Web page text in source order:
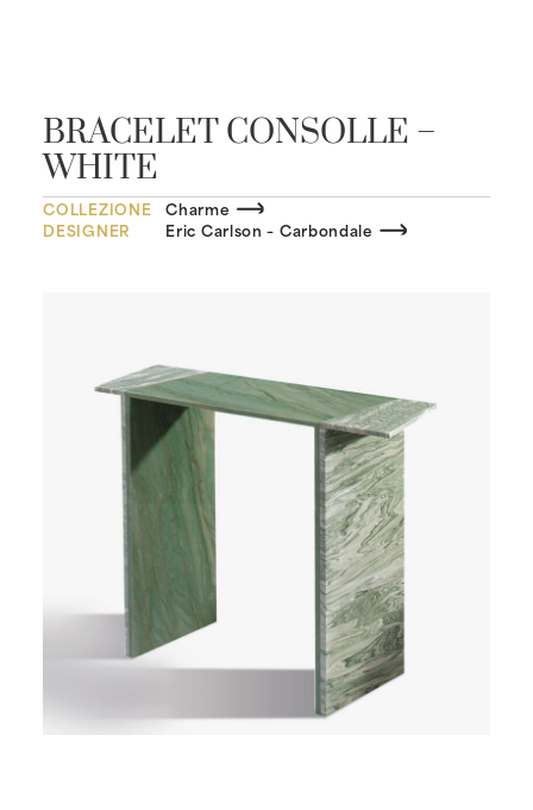
BRACELET CONSOLLE –
WHITE
COLLEZIONE
Charme
DESIGNER
Eric Carlson – Carbondale